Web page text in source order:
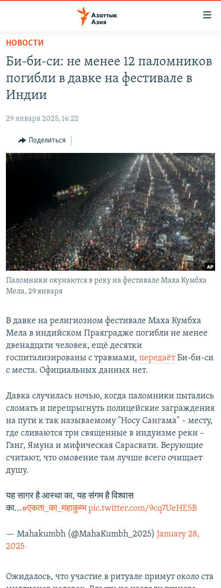
Вернуться
основному
содержанию
Вернутся
главной
навигации
Вернутся
поиску
ЦЕНТРАЛЬНАЯ АЗИЯ
КАЗАХСТАН
ТАДЖИКИСТАН
НОВОСТИ
ВОЙНА В УКРАИНЕ
ҚАЗАҚША
КЫРГЫЗЧА
ЎЗБЕКЧА
НОВОСТИ
Би-би-си: не менее 12 паломников
погибли в давке на фестивале в
Индии
29 января 2025, 16:22
Поделиться
Паломники окунаются в реку на фестивале Маха Кумбха
Мела, 29 января
В давке на религиозном фестивале Маха Кумбха
Мела в индийском Праяградже погибли не менее
двенадцати человек, ещё десятки
госпитализированы с травмами, передаётБи-би-си
с места. Официальных данных нет.
Давка случилась ночью, когда паломники пытались
сломать и перепрыгнуть полицейские заграждения
на пути к так называемому "Носу Сангама" – месту,
где сливаются три священные в индуизме реки –
Ганг, Ямуна и мифическая Сарасвати. Верующие
считают, что омовение там лучше всего очищает
душу.
यह सागर है आस्था का, यह संगम है विश्वास
का...#एकता_का_महाकुम्भ pic.twitter.com/9cq7UeHE5B
— Mahakumbh (@MahaKumbh_2025) January 28,
2025
Ожидалось, что участие в ритуале примут около ста